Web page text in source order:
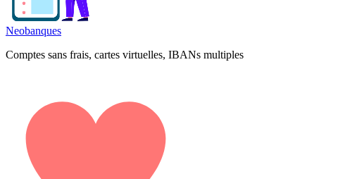
Neobanques
Comptes sans frais, cartes virtuelles, IBANs multiples